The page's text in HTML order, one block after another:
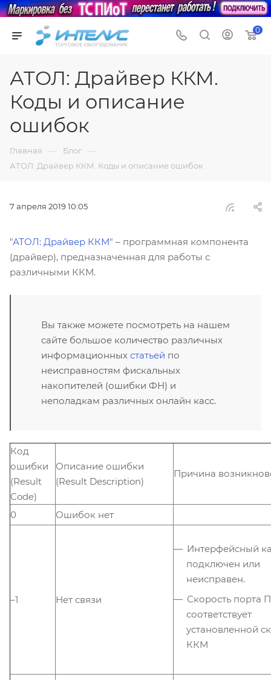
0
АТОЛ: Драйвер ККМ.
Коды и описание
ошибок
Главная — Блог —
АТОЛ: Драйвер ККМ. Коды и описание ошибок
7 апреля 2019 10:05
"АТОЛ: Драйвер ККМ" – программная компонента
(драйвер), предназначенная для работы с
различными ККМ.
Вы также можете посмотреть на нашем
сайте большое количество различных
информационных статьей по
неисправностям фискальных
накопителей (ошибки ФН) и
неполадкам различных онлайн касс.
Код
ошибки
(Result
Code)
Описание ошибки
(Result Description)
Причина
0 Ошибок нет
–1 Нет связи
Интерфейсный
подключен или
неисправен.
Скорость порта
соответствует
установленной
ККМ